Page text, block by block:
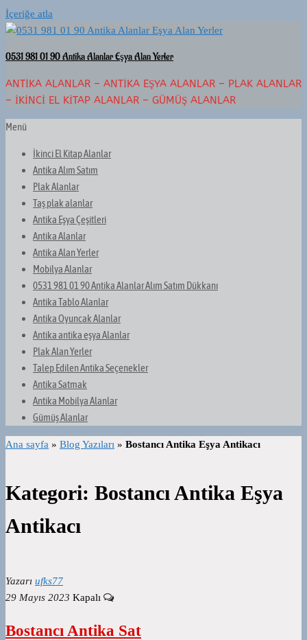
İçeriğe atla
0531 981 01 90 Antika Alanlar Eşya Alan Yerler
ANTIKA ALANLAR – ANTIKA EŞYA ALANLAR – PLAK ALANLAR
– İKINCI EL KITAP ALANLAR – GÜMÜŞ ALANLAR
Menü
İkinci El Kitap Alanlar
Antika Alım Satım
Plak Alanlar
Taş plak alanlar
Antika Eşya Çeşitleri
Antika Alanlar
Antika Alan Yerler
Mobilya Alanlar
0531 981 01 90 Antika Alanlar Alım Satım Dükkanı
Antika Tablo Alanlar
Antika Oyuncak Alanlar
Antika antika eşya Alanlar
Plak Alan Yerler
Talep Edilen Antika Seçenekler
Antika Satmak
Antika Mobilya Alanlar
Gümüş Alanlar
Ana sayfa » Blog Yazıları » Bostancı Antika Eşya Antikacı
Kategori: Bostancı Antika Eşya
Antikacı
Yazarı ufks77
29 Mayıs 2023 Kapalı
Bostancı Antika Sat